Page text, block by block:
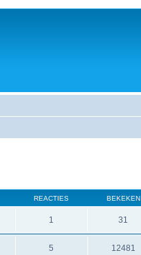
REACTIES BEKEKEN
1 31
5 12481